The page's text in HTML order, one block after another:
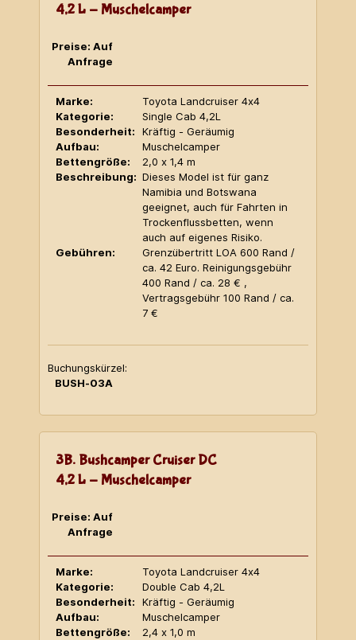
4,2 L - Muschelcamper
Preise: Auf
Anfrage
Marke:
Toyota Landcruiser 4x4
Kategorie:
Single Cab 4,2L
Besonderheit:
Kräftig - Geräumig
Aufbau:
Muschelcamper
Bettengröße:
2,0 x 1,4 m
Beschreibung: Dieses Model ist für ganz
Namibia und Botswana
geeignet, auch für Fahrten in
Trockenflussbetten, wenn
auch auf eigenes Risiko.
Gebühren:
Grenzübertritt LOA 600 Rand /
ca. 42 Euro. Reinigungsgebühr
400 Rand / ca. 28 € ,
Vertragsgebühr 100 Rand / ca.
7 €
Buchungskürzel:
BUSH-03A
3B. Bushcamper Cruiser DC
4,2 L - Muschelcamper
Preise: Auf
Anfrage
Marke:
Toyota Landcruiser 4x4
Kategorie:
Double Cab 4,2L
Besonderheit:
Kräftig - Geräumig
Aufbau:
Muschelcamper
Bettengröße:
2,4 x 1,0 m